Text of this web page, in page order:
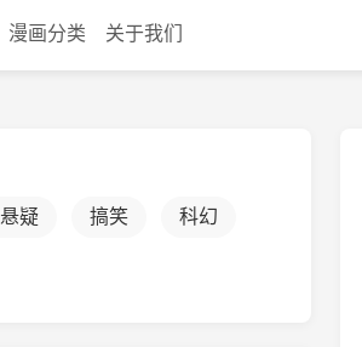
漫画分类 关于我们
悬疑 搞笑 科幻